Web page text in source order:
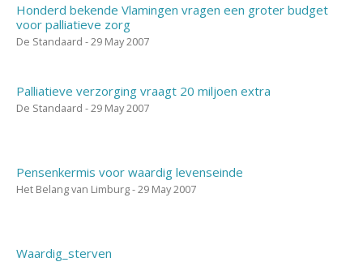
Honderd bekende Vlamingen vragen een groter budget
voor palliatieve zorg
De Standaard - 29 May 2007
Palliatieve verzorging vraagt 20 miljoen extra
De Standaard - 29 May 2007
Pensenkermis voor waardig levenseinde
Het Belang van Limburg - 29 May 2007
Waardig_sterven